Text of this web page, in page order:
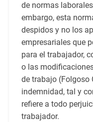
de normas
embargo, esta
despidos y no los
empresariales que
para el trabajador,
o las
de trabajo (Folgoso
indemnidad, tal y
refiere a todo
trabajador.